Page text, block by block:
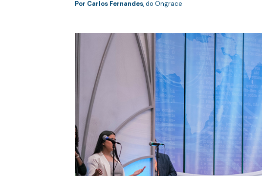
Por Carlos Fernandes, do Ongrace